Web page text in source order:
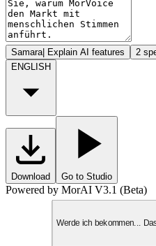
Samara| Explain AI features 2
ENGLISH
Download Go to Studio
Powered by MorAI V3.1 (Beta)
Werde ich bekommen...